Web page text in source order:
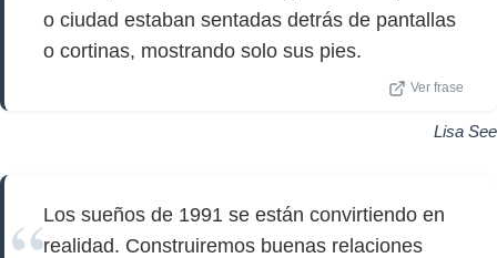
o ciudad estaban sentadas detrás de pantallas
o cortinas, mostrando solo sus pies.
Ver frase
Lisa See
Los sueños de 1991 se están convirtiendo en
realidad. Construiremos buenas relaciones